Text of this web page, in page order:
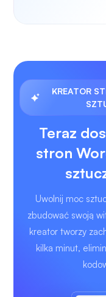
KREATOR
Teraz
stron
Uwolnij moc
zbudować swoją
kreator tworzy
kilka minut,